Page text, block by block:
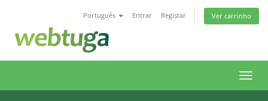
Português Entrar Registar Ver carrinho